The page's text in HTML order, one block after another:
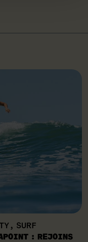
SURF
: REJOINS